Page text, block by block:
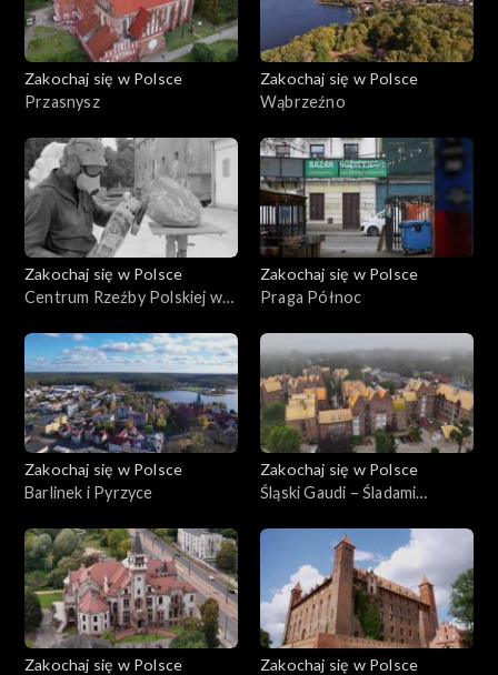
Zakochaj się w Polsce
Przasnysz
Zakochaj się w Polsce
Wąbrzeźno
Zakochaj się w Polsce
Centrum Rzeźby Polskiej w
Zakochaj się w Polsce
Praga Północ
Zakochaj się w Polsce
Barlinek i Pyrzyce
Zakochaj się w Polsce
Śląski Gaudi – Śladami
Zakochaj się w Polsce
Zakochaj się w Polsce